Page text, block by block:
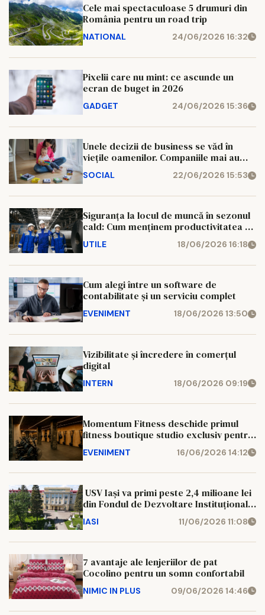
Cele mai spectaculoase 5 drumuri din
România pentru un road trip
NATIONAL 24/06/2026 16:32
Pixelii care nu mint: ce ascunde un
ecran de buget in 2026
GADGET 24/06/2026 15:36
Unele decizii de business se văd în
viețile oamenilor. Companiile mai au
implicarea în șanse reale la tratament
SOCIAL 22/06/2026 15:53
Siguranța la locul de muncă în sezonul
cald: Cum menținem productivitatea și
UTILE 18/06/2026 16:18
Cum alegi între un software de
contabilitate și un serviciu complet
EVENIMENT 18/06/2026 13:50
Vizibilitate și încredere în comerțul
digital
INTERN 18/06/2026 09:19
Momentum Fitness deschide primul
fitness boutique studio exclusiv pentru
copiilor
EVENIMENT 16/06/2026 14:12
USV Iași va primi peste 2,4 milioane lei
din Fondul de Dezvoltare Instituțională
IASI 11/06/2026 11:08
7 avantaje ale lenjeriilor de pat
Cocolino pentru un somn confortabil
NIMIC IN PLUS 09/06/2026 14:46